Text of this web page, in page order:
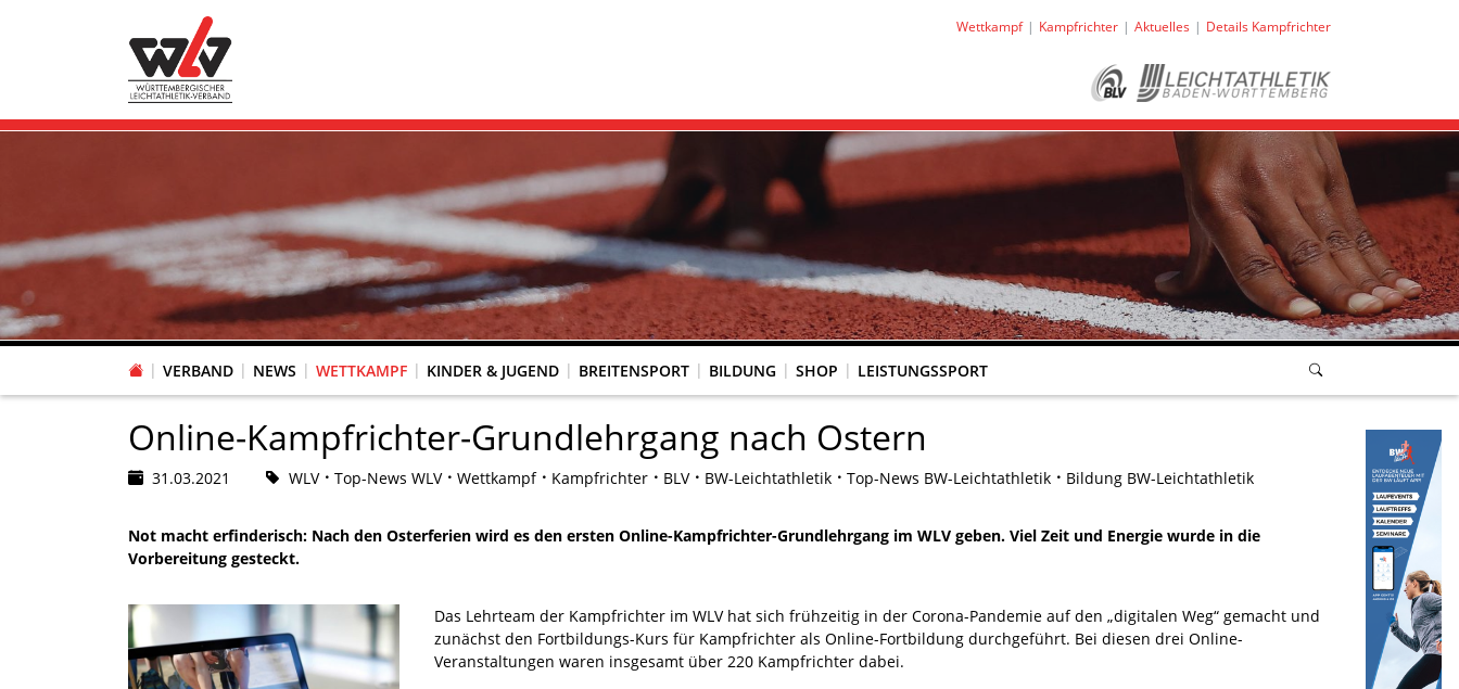
Wettkampf Kampfrichter Aktuelles Details Kampfrichter
VERBAND NEWS WETTKAMPF KINDER & JUGEND BREITENSPORT BILDUNG SHOP LEISTUNGSSPORT
Online-Kampfrichter-Grundlehrgang nach Ostern
31.03.2021 WLV Top-News WLV Wettkampf Kampfrichter BLV BW-Leichtathletik Top-News BW-Leichtathletik Bildung BW-Leichtathletik
Not macht erfinderisch: Nach den Osterferien wird es den ersten Online-Kampfrichter-Grundlehrgang im WLV geben. Viel Zeit und Energie wurde in die
Vorbereitung gesteckt.
Das Lehrteam der Kampfrichter im WLV hat sich frühzeitig in der Corona-Pandemie auf den „digitalen Weg“ gemacht und
zunächst den Fortbildungs-Kurs für Kampfrichter als Online-Fortbildung durchgeführt. Bei diesen drei Online-
Veranstaltungen waren insgesamt über 220 Kampfrichter dabei.